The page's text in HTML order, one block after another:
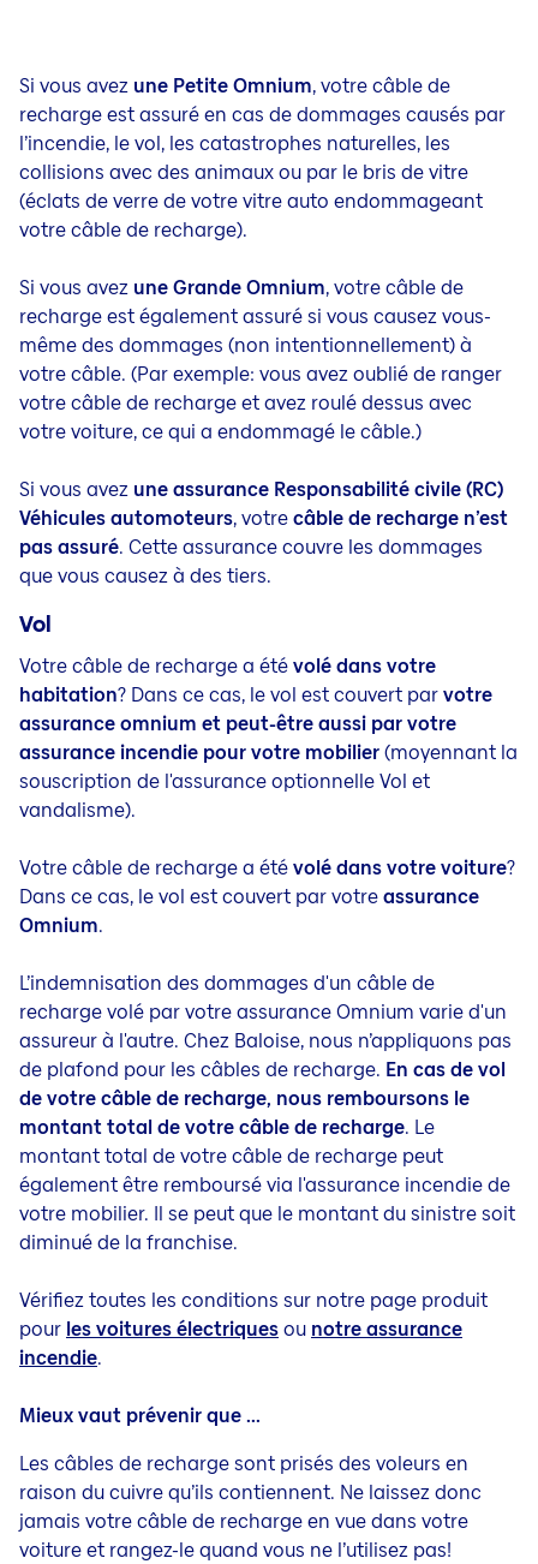
Si vous avez une Petite Omnium, votre câble de
recharge est assuré en cas de dommages causés par
l’incendie, le vol, les catastrophes naturelles, les
collisions avec des animaux ou par le bris de vitre
(éclats de verre de votre vitre auto endommageant
votre câble de recharge).
Si vous avez une Grande Omnium, votre câble de
recharge est également assuré si vous causez vous-
même des dommages (non intentionnellement) à
votre câble. (Par exemple: vous avez oublié de ranger
votre câble de recharge et avez roulé dessus avec
votre voiture, ce qui a endommagé le câble.)
Si vous avez une assurance Responsabilité civile (RC)
Véhicules automoteurs, votrecâble de recharge n’est
pas assuré. Cette assurance couvre les dommages
que vous causez à des tiers.
Vol
Votre câble de recharge a étévolé dans votre
habitation? Dans ce cas, le vol est couvert parvotre
assurance omnium et peut-être aussi par votre
assurance incendie pour votre mobilier(moyennant la
souscription de l'assurance optionnelle Vol et
vandalisme).
Votre câble de recharge a étévolé dans votre voiture?
Dans ce cas, le vol est couvert par votreassurance
Omnium.
L’indemnisation des dommages d'un câble de
recharge volé par votre assurance Omnium varie d'un
assureur à l'autre. Chez Baloise, nous n’appliquons pas
de plafond pour les câbles de recharge. En cas de vol
de votre câble de recharge, nous remboursons le
montant total de votre câble de recharge. Le
montant total de votre câble de recharge peut
également être remboursé via l'assurance incendie de
votre mobilier. Il se peut que le montant du sinistre soit
diminué de la franchise.
Vérifiez toutes les conditions sur notre page produit
pour les voitures électriquesou notre assurance
incendie.
Mieux vaut prévenir que ...
Les câbles de recharge sont prisés des voleurs en
raison du cuivre qu’ils contiennent. Ne laissez donc
jamais votre câble de recharge en vue dans votre
voiture et rangez-le quand vous ne l’utilisez pas!